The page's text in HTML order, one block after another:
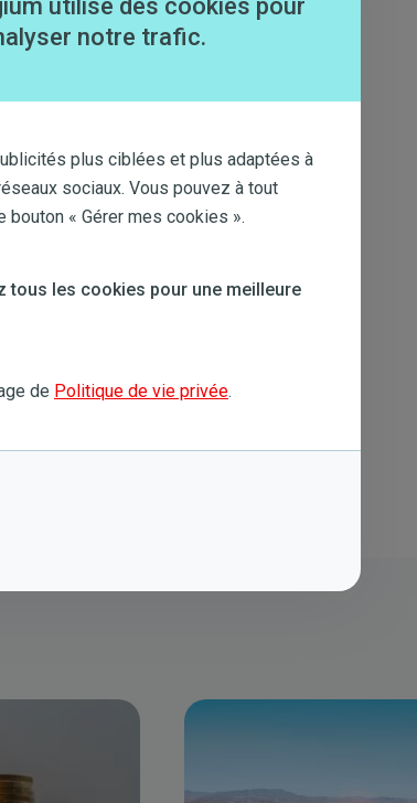
utilise des cookies pour
notre trafic.
plus ciblées et plus adaptées à
sociaux. Vous pouvez à tout
« Gérer mes cookies ».
tous les cookies pour une meilleure
de Politique de vie privée.